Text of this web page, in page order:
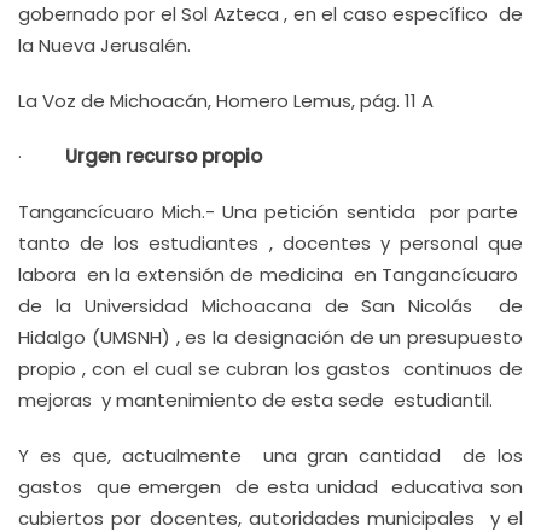
gobernado por el Sol Azteca , en el caso específico de
la Nueva Jerusalén.
La Voz de Michoacán, Homero Lemus, pág. 11 A
· Urgen recurso propio
Tangancícuaro Mich.- Una petición sentida por parte
tanto de los estudiantes , docentes y personal que
labora en la extensión de medicina en Tangancícuaro
de la Universidad Michoacana de San Nicolás de
Hidalgo (UMSNH) , es la designación de un presupuesto
propio , con el cual se cubran los gastos continuos de
mejoras y mantenimiento de esta sede estudiantil.
Y es que, actualmente una gran cantidad de los
gastos que emergen de esta unidad educativa son
cubiertos por docentes, autoridades municipales y el